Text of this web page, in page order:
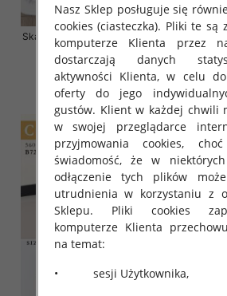
Skarpety damskie Roz 35-42, Mix
kolor Paczka 40 szt
3.20 zł
szczegóły
Nasz Sklep posługuje się
cookies (ciasteczka). Pliki te są
komputerze Klienta przez
dostarczają danych
aktywności Klienta, w celu
oferty do jego
gustów. Klient w każdej chwili
w swojej przeglądarce
przyjmowania cookies,
świadomość, że w
odłączenie tych plików
utrudnienia w korzystaniu z
Sklepu. Pliki cookies
komputerze Klienta
na temat:
• sesji Użytkownika,